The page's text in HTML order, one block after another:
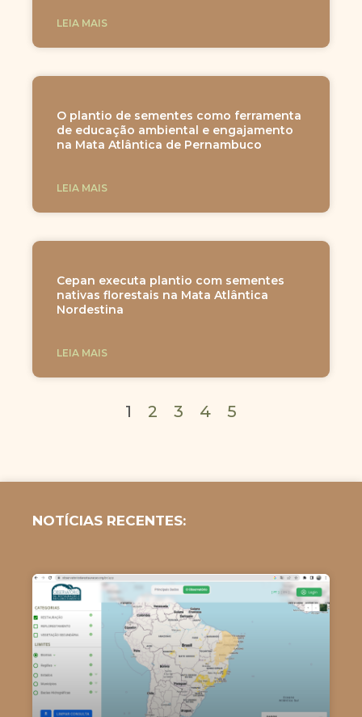
LEIA MAIS
O plantio de sementes como ferramenta
de educação ambiental e engajamento
na Mata Atlântica de Pernambuco
LEIA MAIS
Cepan executa plantio com sementes
nativas florestais na Mata Atlântica
Nordestina
LEIA MAIS
1 2 3 4 5
NOTÍCIAS RECENTES: